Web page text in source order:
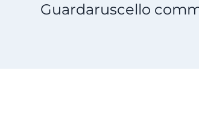
Guardaruscello